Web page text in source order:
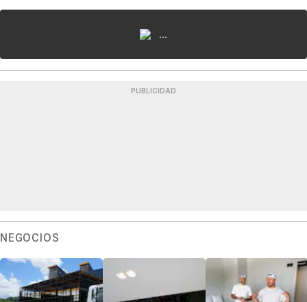
...
PUBLICIDAD
NEGOCIOS